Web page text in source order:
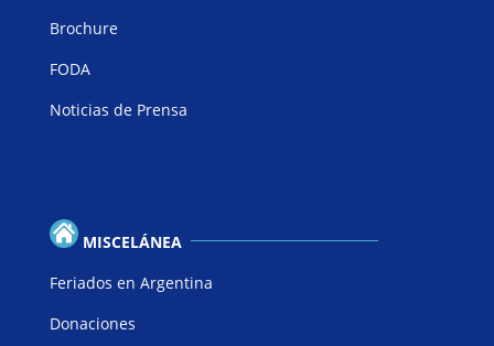
Brochure
FODA
Noticias de Prensa
MISCELÁNEA
Feriados en Argentina
Donaciones